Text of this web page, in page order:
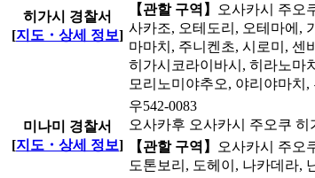
히가시 경찰서
[지도・상세 정보]
【관할 구역】
오사카시 주오
사카조, 오테도리, 오테마에,
마마치, 주니켄초, 시로미, 센
히가시코라이바시, 히라노마
모리노미야추오, 야리야마치,
미나미 경찰서
[지도・상세 정보]
우542-0083
오사카후 오사카시 주오쿠
【관할 구역】
오사카시 주오
도톤보리, 도헤이, 나카데라,